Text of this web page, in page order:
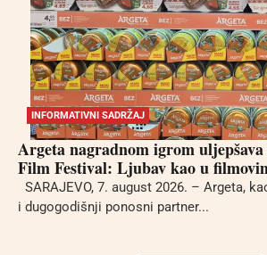
INFORMATIVNI SADRŽAJ
Argeta nagradnom igrom uljepšava
Film Festival: Ljubav kao u
SARAJEVO, 7. august 2026. – Argeta,
i dugogodišnji ponosni partner...